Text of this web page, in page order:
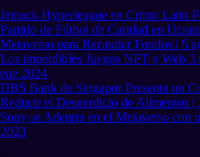
Jetpack Hyperleague en Cripto Latin
Partido de Fútbol de Caridad en
Metaverso para Recaudar Fondos | 5
Los imperdibles Juegos NFT y Web
ene 2024
DBS Bank de Singapur Presenta un
Reducir el Desperdicio de Alimentos |
Sony se Adentra en el Metaverso con
2023